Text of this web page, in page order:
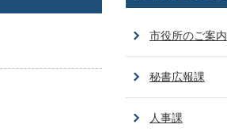
市役所のご案内
秘書広報課
人事課